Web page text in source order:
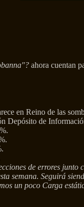
ahora cuentan
en Reino de las
Depósito de
de errores
semana. Seguirá
un poco Carga